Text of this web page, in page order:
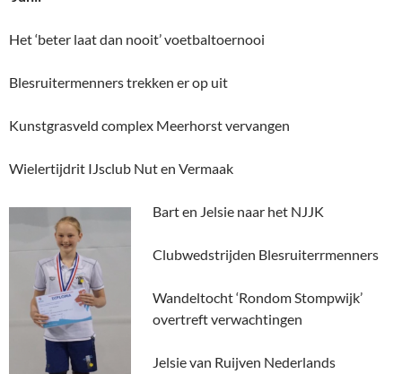
Het ‘beter laat dan nooit’ voetbaltoernooi
Blesruitermenners trekken er op uit
Kunstgrasveld complex Meerhorst vervangen
Wielertijdrit IJsclub Nut en Vermaak
Bart en Jelsie naar het NJJK
Clubwedstrijden Blesruiterrmenners
Wandeltocht ‘Rondom Stompwijk’
overtreft verwachtingen
Jelsie van Ruijven Nederlands